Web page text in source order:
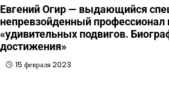
Евгений Огир — выдающийся
непревзойденный профессионал
«удивительных подвигов.
достижения»
15 февраля 2023